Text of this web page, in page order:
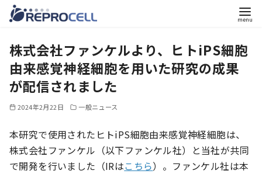
株式会社ファンケルより、ヒトiPS細胞
由来感覚神経細胞を用いた研究の成果
が配信されました
2024年2月22日 一般ニュース
本研究で使用されたヒトiPS細胞由来感覚神経細胞は、
株式会社ファンケル（以下ファンケル社）と当社が共同
で開発を行いました（IRはこちら）。ファンケル社は本